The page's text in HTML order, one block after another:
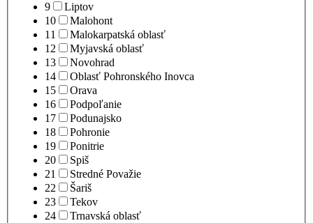
9
Liptov
10
Malohont
11
Malokarpatská oblasť
12
Myjavská oblasť
13
Novohrad
14
Oblasť Pohronského Inovca
15
Orava
16
Podpoľanie
17
Podunajsko
18
Pohronie
19
Ponitrie
20
Spiš
21
Stredné Považie
22
Šariš
23
Tekov
24
Trnavská oblasť